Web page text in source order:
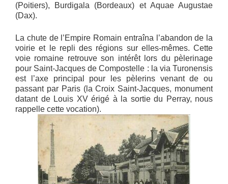
(Poitiers), Burdigala (Bordeaux) et Aquae Augustae
(Dax).
La chute de l’Empire Romain entraîna l’abandon de la
voirie et le repli des régions sur elles-mêmes. Cette
voie romaine retrouve son intérêt lors du pèlerinage
pour Saint-Jacques de Compostelle : la via Turonensis
est l’axe principal pour les pèlerins venant de ou
passant par Paris (la Croix Saint-Jacques, monument
datant de Louis XV érigé à la sortie du Perray, nous
rappelle cette vocation).